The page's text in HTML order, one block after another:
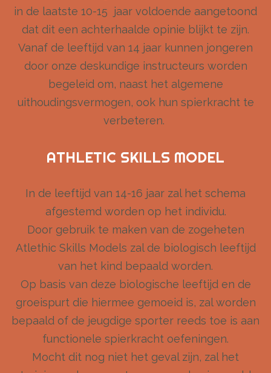
in de laatste 10-15 jaar voldoende aangetoond
dat dit een achterhaalde opinie blijkt te zijn.
Vanaf de leeftijd van 14 jaar kunnen jongeren
door onze deskundige instructeurs worden
begeleid om, naast het algemene
uithoudingsvermogen, ook hun spierkracht te
verbeteren.
ATHLETIC SKILLS MODEL
In de leeftijd van 14-16 jaar zal het schema
afgestemd worden op het individu.
Door gebruik te maken van de zogeheten
Atlethic Skills Models zal de biologisch leeftijd
van het kind bepaald worden.
Op basis van deze biologische leeftijd en de
groeispurt die hiermee gemoeid is, zal worden
bepaald of de jeugdige sporter reeds toe is aan
functionele spierkracht oefeningen.
Mocht dit nog niet het geval zijn, zal het